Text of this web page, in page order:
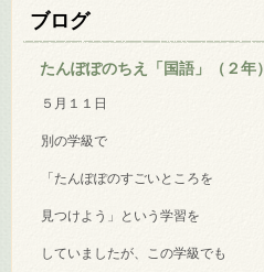
ブログ
たんぽぽのちえ「国語」（２年）
５月１１日
別の学級で
「たんぽぽのすごいところを
見つけよう」という学習を
していましたが、この学級でも